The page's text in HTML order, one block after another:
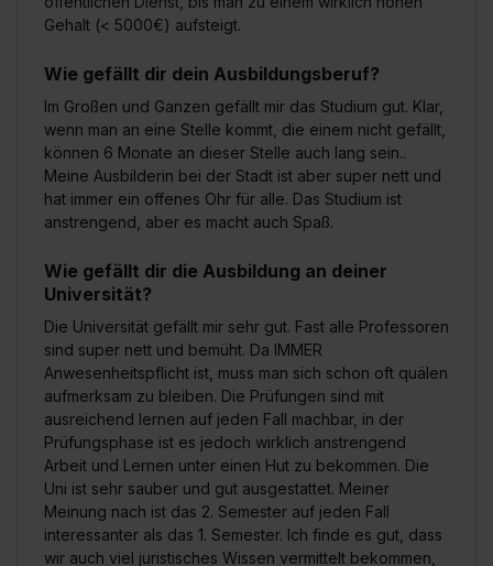
erforderliche personenbezogene Daten an Social Media
Dienste, ggfs. mit Sitz in den USA, übermittelt werden.
Einzelfall bei dem jeweiligen Inhalt erteilen. Willst du nur
bestimmte Verwendungszwecke zulassen, triff deine
Auswahl über die Checkboxen und klick auf „Auswahl
erlauben“. Die Einwilligung zur Platzierung von Cookies
der Kategorien „Präferenzen“, „Statistiken“ und „Social
Media und Marketing“ umfasst hierbei die Einwilligung
S. 1 lit. a) DS-GVO). Die USA verfügen über kein
angemessenes Datenschutzniveau (EuGH – Schrems
II). Du kannst die von dir erteilte Einwilligung jederzeit mit
Wirkung für die Zukunft ganz oder teilweise über unsere
Datenschutzerklärung unter dem Punkt „Datenschutz-
Einstellungen“ widerrufen. Weitere Informationen zu den
einzelnen Cookies findest du durch Klick auf „Details
zeigen“. Weitere Informationen:Datenschutzerklärung
Impressum
Gehalt (< 5000€) aufsteigt.
Wie gefällt dir dein Ausbildungsberuf?
Im Großen und Ganzen gefällt mir das Studium gut. Klar,
wenn man an eine Stelle kommt, die einem nicht gefällt,
können 6 Monate an dieser Stelle auch lang sein..
Meine Ausbilderin bei der Stadt ist aber super nett und
hat immer ein offenes Ohr für alle. Das Studium ist
anstrengend, aber es macht auch Spaß.
Wie gefällt dir die Ausbildung an deiner
Universität?
Die Universität gefällt mir sehr gut. Fast alle Professoren
sind super nett und bemüht. Da IMMER
Anwesenheitspflicht ist, muss man sich schon oft quälen
aufmerksam zu bleiben. Die Prüfungen sind mit
ausreichend lernen auf jeden Fall machbar, in der
Prüfungsphase ist es jedoch wirklich anstrengend
Arbeit und Lernen unter einen Hut zu bekommen. Die
Uni ist sehr sauber und gut ausgestattet. Meiner
Meinung nach ist das 2. Semester auf jeden Fall
interessanter als das 1. Semester. Ich finde es gut, dass
wir auch viel juristisches Wissen vermittelt bekommen,